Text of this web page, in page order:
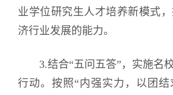
业学位研究生人才培养新模式
济行业发展的能力。
3.结合“五问五答”，实施名
行动。按照“内强实力，以团